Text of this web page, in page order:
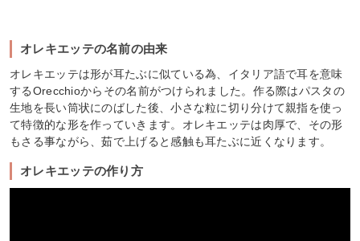
オレキエッテの名前の由来
オレキエッテは形が耳たぶに似ている為、イタリア語で耳を意味
するOrecchioからその名前がつけられました。作る際はパスタの
生地を長い筒状にのばした後、小さな粒に切り分けて親指を使っ
て特徴的な形を作っていきます。オレキエッテは肉厚で、その形
もさる事ながら、茹で上げると感触も耳たぶに近くなります。
オレキエッテの作り方